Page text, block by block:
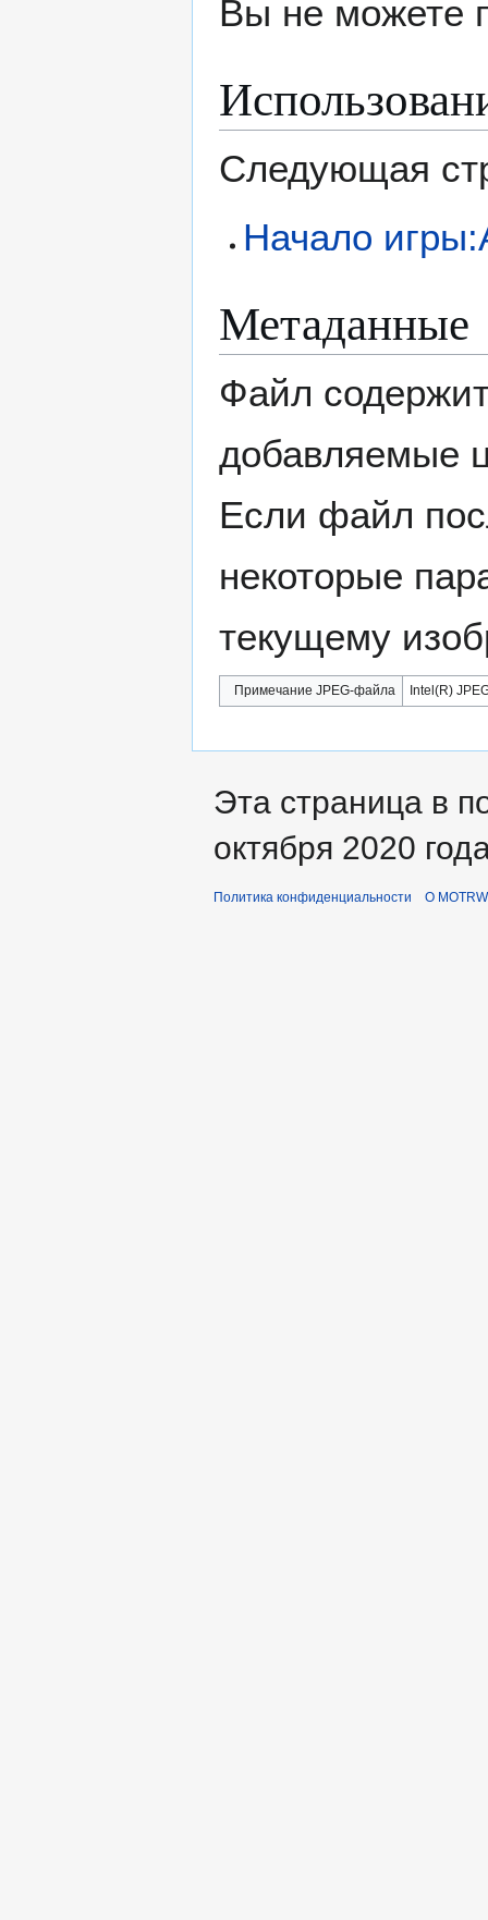
Вы не можете
Следующая
Начало
Метаданные
Файл
добавляемые
Если файл
некоторые
текущему
Примечание JPEG-файла Intel(R)
Эта страница в
октября 2020
Политика конфиденциальности О